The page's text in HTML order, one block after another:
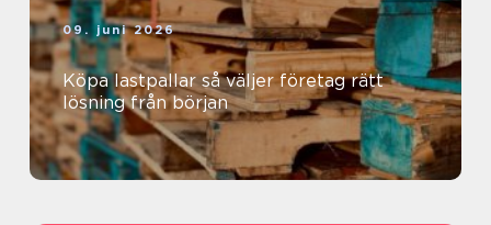
09. juni 2026
Köpa lastpallar så väljer företag rätt
lösning från början